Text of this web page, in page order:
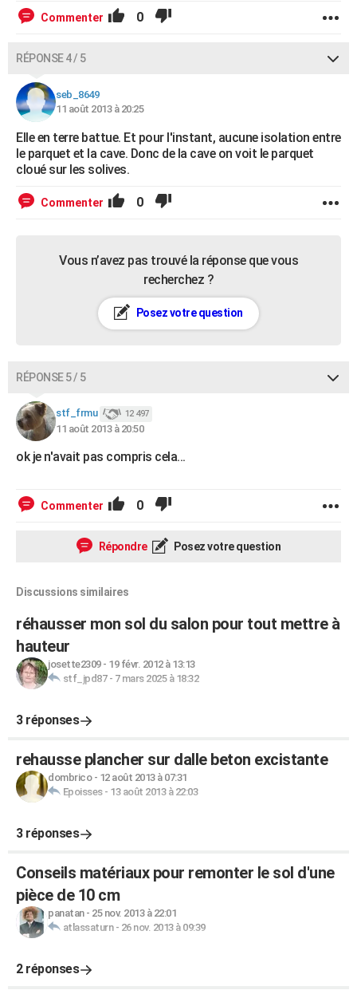
Commenter 0
RÉPONSE 4 / 5
seb_8649
11 août 2013 à 20:25
Elle en terre battue. Et pour l'instant, aucune isolation entre
le parquet et la cave. Donc de la cave on voit le parquet
cloué sur les solives.
Commenter 0
Vous n’avez pas trouvé la réponse que vous
recherchez ?
Posez votre question
RÉPONSE 5 / 5
stf_frmu 12 497
11 août 2013 à 20:50
ok je n'avait pas compris cela...
Commenter 0
Répondre Posez votre question
Discussions similaires
réhausser mon sol du salon pour tout mettre à
hauteur
josette2309- 19 févr. 2012 à 13:13
stf_jpd87- 7 mars 2025 à 18:32
3 réponses
rehausse plancher sur dalle beton excistante
dombrico- 12 août 2013 à 07:31
Epoisses- 13 août 2013 à 22:03
3 réponses
Conseils matériaux pour remonter le sol d'une
pièce de 10 cm
panatan- 25 nov. 2013 à 22:01
atlassaturn- 26 nov. 2013 à 09:39
2 réponses